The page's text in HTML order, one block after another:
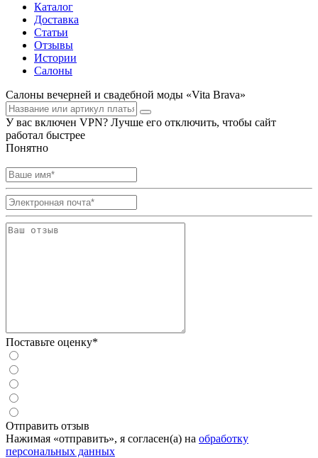
Каталог
Доставка
Статьи
Отзывы
Истории
Салоны
Салоны вечерней и свадебной моды «Vita Brava»
У вас включен VPN? Лучше его отключить, чтобы сайт
работал быстрее
Понятно
Поставьте оценку*
Отправить отзыв
Нажимая «отправить», я согласен(а) на обработку
персональных данных